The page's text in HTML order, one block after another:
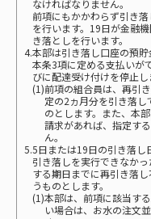
なければなりません。
前項にもかかわらず引き
を行います。19日が金融
き落としを行います。
4.本部は引き落し口座の預貯
本条3項に定める支払いが
びに配達受け付けを停止し
(1)前項の組合員は、再引
定の2ヵ月分を引き落
のとします。また、本
請求があれば、指定す
ん。
5.5日または19日の引き落し
引き落しを実行できなか
する期日までに再引き落
うものとします。
(1)本部は、前項に該当す
い場合は、お水の注文